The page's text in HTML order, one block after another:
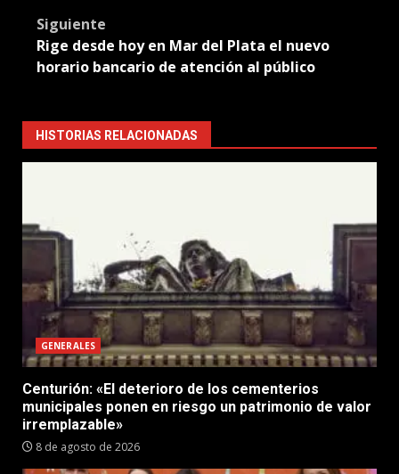
Siguiente
Rige desde hoy en Mar del Plata el nuevo
horario bancario de atención al público
HISTORIAS RELACIONADAS
GENERALES
Centurión: «El deterioro de los cementerios
municipales ponen en riesgo un patrimonio de valor
irremplazable»
8 de agosto de 2026